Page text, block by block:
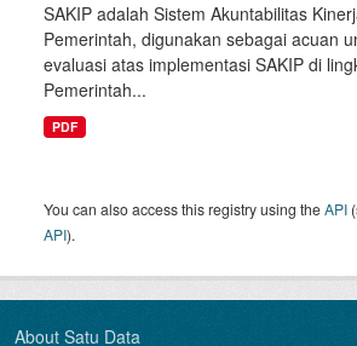
SAKIP adalah Sistem Akuntabilitas
Pemerintah, digunakan sebagai acuan
evaluasi atas implementasi SAKIP di
Pemerintah...
PDF
You can also access this registry using theAPI
API).
About Satu Data